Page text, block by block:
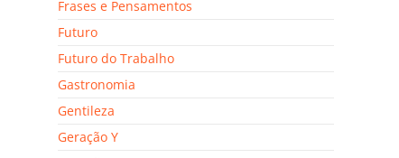
Frases e Pensamentos
Futuro
Futuro do Trabalho
Gastronomia
Gentileza
Geração Y